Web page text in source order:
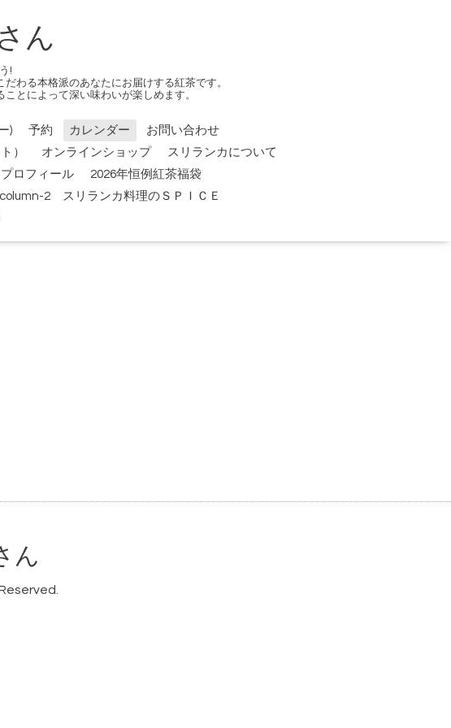
ん
!
わる本格派のあなたにお届けする紅茶です。
とによって深い味わいが楽しめます。
) 予約 カレンダー
お問い合わせ
） オンラインショップ
スリランカについて
プロフィール
2026年恒例紅茶福袋
column-2 スリランカ料理のＳＰＩＣＥ
ん